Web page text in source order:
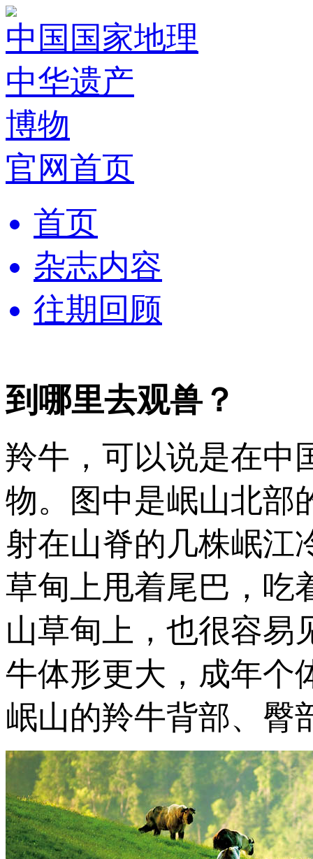
中国国家地理
中华遗产
博物
官网首页
首页
杂志内容
往期回顾
到哪里去观兽？
羚牛，可以说是在中
物。图中是岷山北部
射在山脊的几株岷江
草甸上甩着尾巴，吃
山草甸上，也很容易
牛体形更大，成年个
岷山的羚牛背部、臀